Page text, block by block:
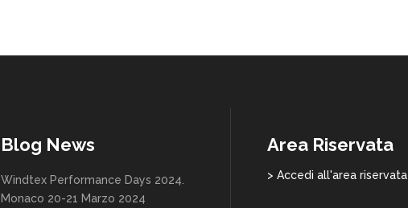
Blog News
Windtex Performance Days 2024.
Monaco 20-21 Marzo 2024
Area Riservata
> Accedi all'area riservata